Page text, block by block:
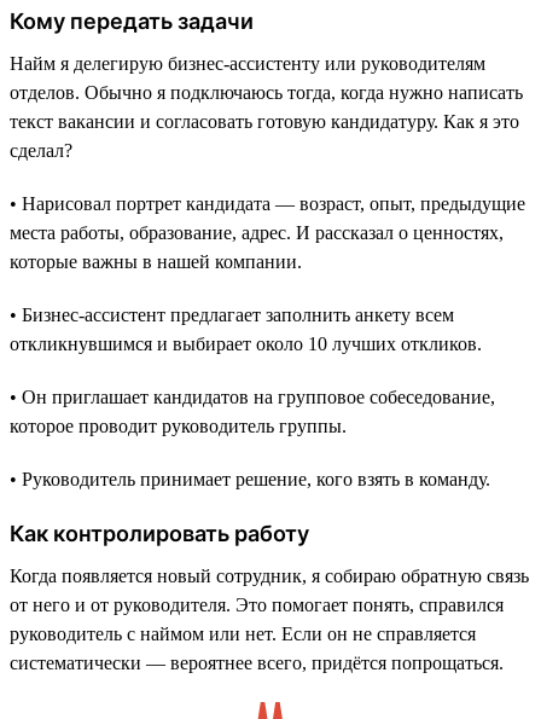
Кому передать задачи
Найм я делегирую бизнес-ассистенту или руководителям
отделов. Обычно я подключаюсь тогда, когда нужно написать
текст вакансии и согласовать готовую кандидатуру. Как я это
сделал?
• Нарисовал портрет кандидата — возраст, опыт, предыдущие
места работы, образование, адрес. И рассказал о ценностях,
которые важны в нашей компании.
• Бизнес-ассистент предлагает заполнить анкету всем
откликнувшимся и выбирает около 10 лучших откликов.
• Он приглашает кандидатов на групповое собеседование,
которое проводит руководитель группы.
• Руководитель принимает решение, кого взять в команду.
Как контролировать работу
Когда появляется новый сотрудник, я собираю обратную связь
от него и от руководителя. Это помогает понять, справился
руководитель с наймом или нет. Если он не справляется
систематически — вероятнее всего, придётся попрощаться.